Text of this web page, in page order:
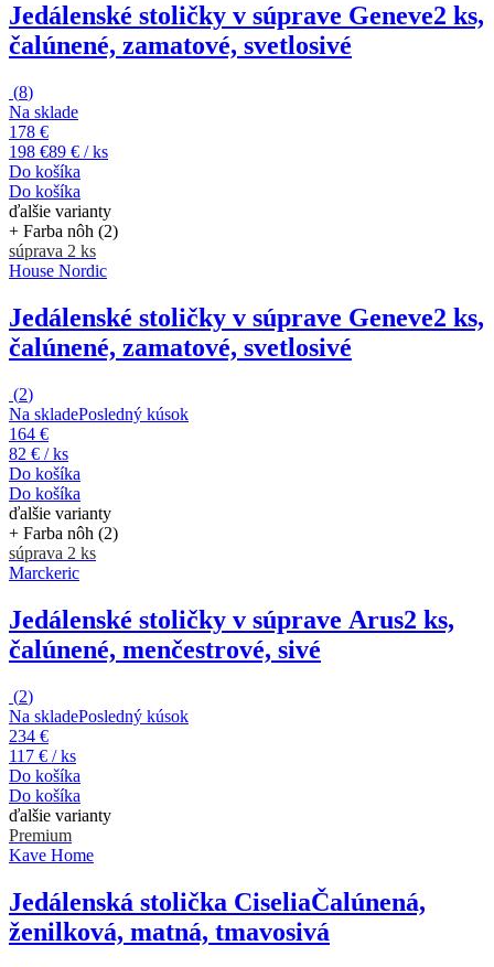
Jedálenské stoličky v súprave Geneve2 ks,
čalúnené, zamatové, svetlosivé
(8)
Na sklade
178 €
198 €89 € / ks
Do košíka
Do košíka
ďalšie varianty
+ Farba nôh (2)
súprava 2 ks
House Nordic
Jedálenské stoličky v súprave Geneve2 ks,
čalúnené, zamatové, svetlosivé
(2)
Na skladePosledný kúsok
164 €
82 € / ks
Do košíka
Do košíka
ďalšie varianty
+ Farba nôh (2)
súprava 2 ks
Marckeric
Jedálenské stoličky v súprave Arus2 ks,
čalúnené, menčestrové, sivé
(2)
Na skladePosledný kúsok
234 €
117 € / ks
Do košíka
Do košíka
ďalšie varianty
Premium
Kave Home
Jedálenská stolička CiseliaČalúnená,
ženilková, matná, tmavosivá